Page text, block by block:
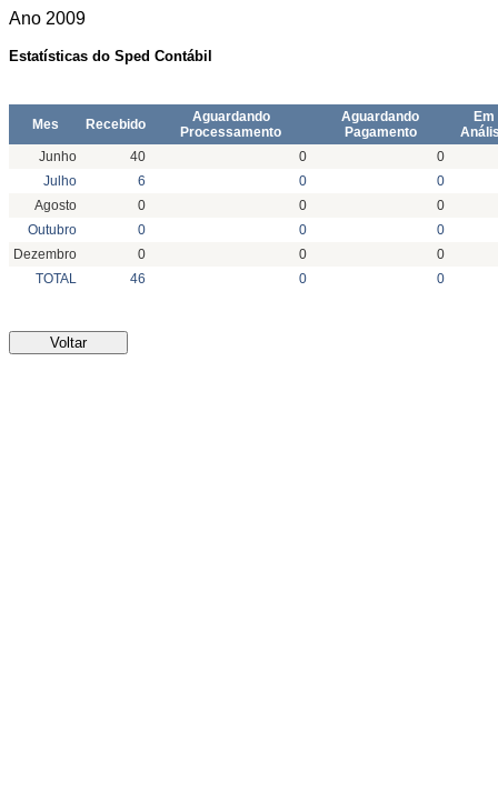
Ano 2009
Estatísticas do Sped Contábil
Mes Recebido
Aguardando
Processamento
Aguardando
Pagamento
Em
Junho
40 0
0
Julho
6 0
0
Agosto
0 0
0
Outubro
0 0
0
Dezembro
0 0
0
TOTAL
46 0 0